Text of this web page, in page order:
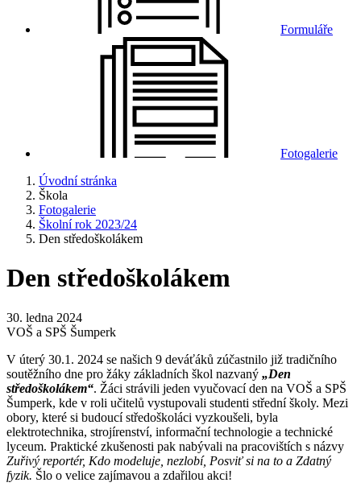
Formuláře
Fotogalerie
Úvodní stránka
Škola
Fotogalerie
Školní rok 2023/24
Den středoškolákem
Den středoškolákem
30. ledna 2024
VOŠ a SPŠ Šumperk
V úterý 30.1. 2024 se našich 9 deváťáků zúčastnilo již tradičního
soutěžního dne pro žáky základních škol nazvaný „Den
středoškolákem“. Žáci strávili jeden vyučovací den na VOŠ a SPŠ
Šumperk, kde v roli učitelů vystupovali studenti střední školy. Mezi
obory, které si budoucí středoškoláci vyzkoušeli, byla
elektrotechnika, strojírenství, informační technologie a technické
lyceum. Praktické zkušenosti pak nabývali na pracovištích s názvy
Zuřivý reportér, Kdo modeluje, nezlobí, Posviť si na to a Zdatný
fyzik. Šlo o velice zajímavou a zdařilou akci!